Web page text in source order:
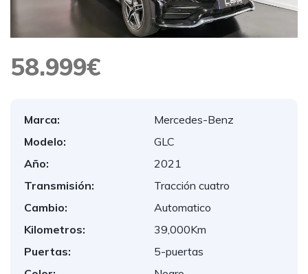
58.999€
Marca:
Mercedes-Benz
Modelo:
GLC
Año:
2021
Transmisión:
Tracción cuatro
Cambio:
Automatico
Kilometros:
39,000Km
Puertas:
5-puertas